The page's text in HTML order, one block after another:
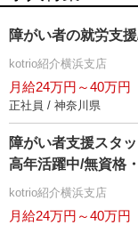
障がい者の就労支
kotrio紹介横浜支店
月給24万円～40万円
正社員 / 神奈川県
障がい者支援スタ
高年活躍中/無資格
kotrio紹介横浜支店
月給24万円～40万円